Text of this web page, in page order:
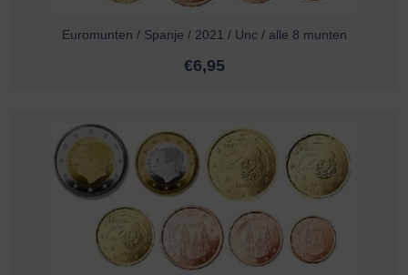
Euromunten / Spanje / 2021 / Unc / alle 8 munten
€6,95